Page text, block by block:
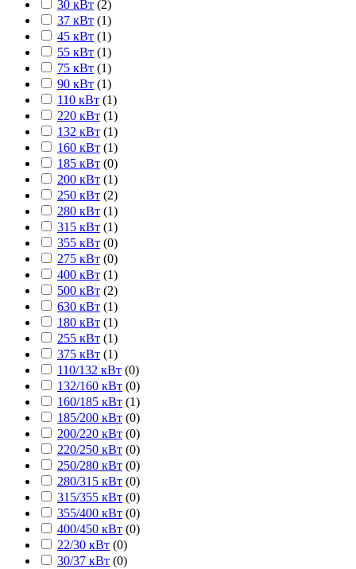
30 кВт (2)
37 кВт (1)
45 кВт (1)
55 кВт (1)
75 кВт (1)
90 кВт (1)
110 кВт (1)
220 кВт (1)
132 кВт (1)
160 кВт (1)
185 кВт (0)
200 кВт (1)
250 кВт (2)
280 кВт (1)
315 кВт (1)
355 кВт (0)
275 кВт (0)
400 кВт (1)
500 кВт (2)
630 кВт (1)
180 кВт (1)
255 кВт (1)
375 кВт (1)
110/132 кВт (0)
132/160 кВт (0)
160/185 кВт (1)
185/200 кВт (0)
200/220 кВт (0)
220/250 кВт (0)
250/280 кВт (0)
280/315 кВт (0)
315/355 кВт (0)
355/400 кВт (0)
400/450 кВт (0)
22/30 кВт (0)
30/37 кВт (0)